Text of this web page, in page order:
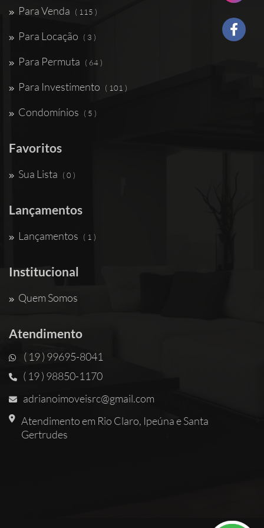
Para Venda ( 115 )
Para Locação ( 3 )
Para Permuta ( 64 )
Para Investimento ( 101 )
Condomínios ( 5 )
Favoritos
Sua Lista ( 0 )
Lançamentos
Lançamentos ( 1 )
Institucional
Quem Somos
Atendimento
( 19 ) 99695-8041
( 19 ) 98850-1170
adrianoimoveisrc@gmail.com
Atendimento em Rio Claro, Ipeúna e Santa
Gertrudes